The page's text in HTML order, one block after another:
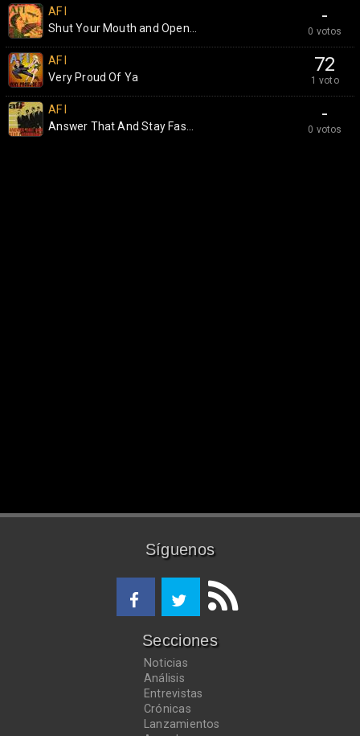
-
0 votos
AFI
Shut Your Mouth and Open...
72
1 voto
AFI
Very Proud Of Ya
-
0 votos
AFI
Answer That And Stay Fas...
Síguenos
Secciones
Noticias
Análisis
Entrevistas
Crónicas
Lanzamientos